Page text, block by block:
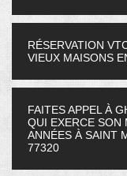
RÉSERVATION
VIEUX MAISONS
FAITES APPEL À
QUI EXERCE SON
ANNÉES À SAINT
77320